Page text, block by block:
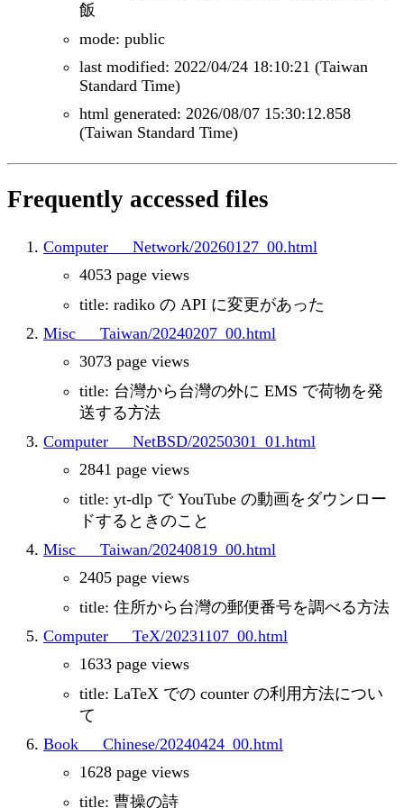
飯
mode: public
last modified: 2022/04/24 18:10:21 (Taiwan
Standard Time)
html generated: 2026/08/07 15:30:12.858
(Taiwan Standard Time)
Frequently accessed files
Computer___Network/20260127_00.html
4053 page views
title: radiko の API に変更があった
Misc___Taiwan/20240207_00.html
3073 page views
title: 台灣から台灣の外に EMS で荷物を発
送する方法
Computer___NetBSD/20250301_01.html
2841 page views
title: yt-dlp で YouTube の動画をダウンロー
ドするときのこと
Misc___Taiwan/20240819_00.html
2405 page views
title: 住所から台灣の郵便番号を調べる方法
Computer___TeX/20231107_00.html
1633 page views
title: LaTeX での counter の利用方法につい
て
Book___Chinese/20240424_00.html
1628 page views
title: 曹操の詩